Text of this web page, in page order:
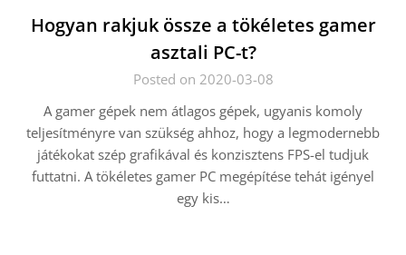
Hogyan rakjuk össze a tökéletes gamer
asztali PC-t?
Posted on 2020-03-08
A gamer gépek nem átlagos gépek, ugyanis komoly
teljesítményre van szükség ahhoz, hogy a legmodernebb
játékokat szép grafikával és konzisztens FPS-el tudjuk
futtatni. A tökéletes gamer PC megépítése tehát igényel
egy kis…